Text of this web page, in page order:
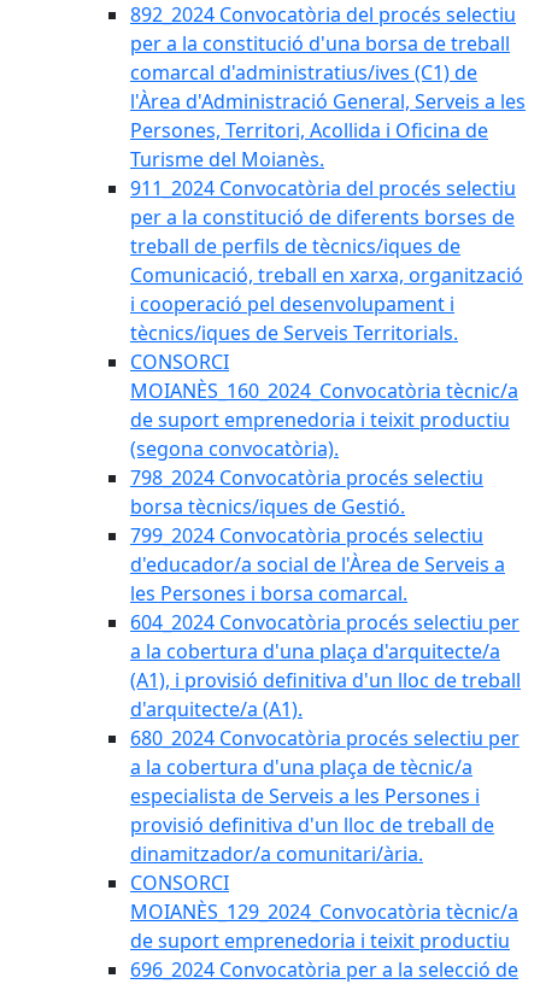
892_2024 Convocatòria del procés selectiu
per a la constitució d'una borsa de treball
comarcal d'administratius/ives (C1) de
l'Àrea d'Administració General, Serveis a les
Persones, Territori, Acollida i Oficina de
Turisme del Moianès.
911_2024 Convocatòria del procés selectiu
per a la constitució de diferents borses de
treball de perfils de tècnics/iques de
Comunicació, treball en xarxa, organització
i cooperació pel desenvolupament i
tècnics/iques de Serveis Territorials.
CONSORCI
MOIANÈS_160_2024_Convocatòria tècnic/a
de suport emprenedoria i teixit productiu
(segona convocatòria).
798_2024 Convocatòria procés selectiu
borsa tècnics/iques de Gestió.
799_2024 Convocatòria procés selectiu
d'educador/a social de l'Àrea de Serveis a
les Persones i borsa comarcal.
604_2024 Convocatòria procés selectiu per
a la cobertura d'una plaça d'arquitecte/a
(A1), i provisió definitiva d'un lloc de treball
d'arquitecte/a (A1).
680_2024 Convocatòria procés selectiu per
a la cobertura d'una plaça de tècnic/a
especialista de Serveis a les Persones i
provisió definitiva d'un lloc de treball de
dinamitzador/a comunitari/ària.
CONSORCI
MOIANÈS_129_2024_Convocatòria tècnic/a
de suport emprenedoria i teixit productiu
696_2024 Convocatòria per a la selecció de